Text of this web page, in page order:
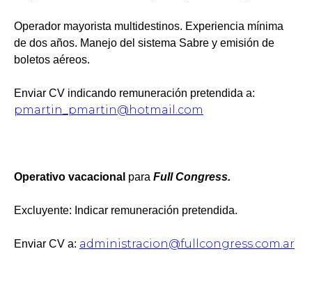
Operador mayorista multidestinos. Experiencia mínima
de dos años. Manejo del sistema Sabre y emisión de
boletos aéreos.
Enviar CV indicando remuneración pretendida a:
pmartin_pmartin@hotmail.com
Operativo vacacional para Full Congress.
Excluyente: Indicar remuneración pretendida.
Enviar CV a: administracion@fullcongress.com.ar